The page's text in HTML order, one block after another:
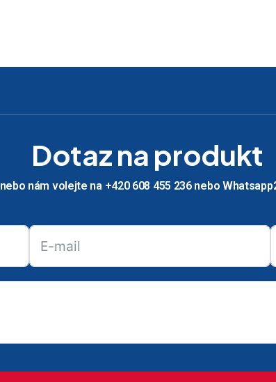
Dotaz na produkt
nebo nám volejte na +420 608 455 236 nebo